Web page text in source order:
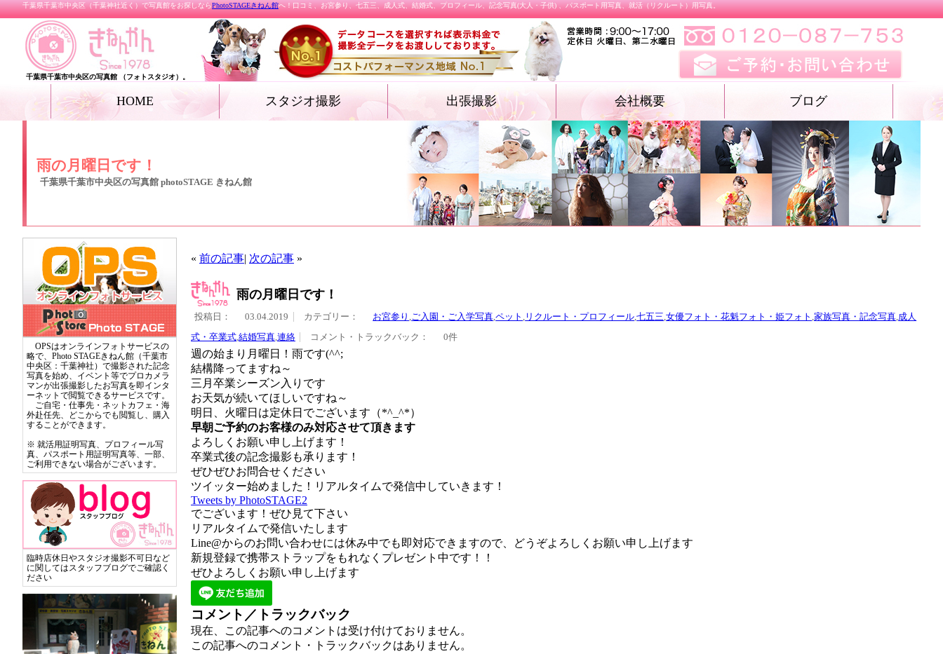
千葉県千葉市中央区（千葉神社近く）で写真館をお探しならPhotoSTAGEきねん館へ！口コミ、お宮参り、七五三、成人式、結婚式、プロフィール、記念写真(大人・子供) 、パスポート用写真、就活（リクルート）用写真。
千葉県千葉市中央区の写真館 （フォトスタジオ）。
HOME スタジオ撮影 出張撮影
結婚式
施設撮影（入園式・入学式ほか）
飲食店メニュー
会社概要 ブログ
雨の月曜日です！
千葉県千葉市中央区の写真館 photoSTAGE きねん館
OPSはオンラインフォトサービスの
略で、Photo STAGEきねん館（千葉市
中央区：千葉神社）で撮影された記念
写真を始め、イベント等でプロカメラ
マンが出張撮影したお写真を即インタ
ーネットで閲覧できるサービスです。
ご自宅・仕事先・ネットカフェ・海
外赴任先、どこからでも閲覧し、購入
することができます。
※ 就活用証明写真、プロフィール写
真、パスポート用証明写真等、一部、
ご利用できない場合がございます。
臨時店休日やスタジオ撮影不可日など
に関してはスタッフブログでご確認く
ださい
« 前の記事| 次の記事 »
雨の月曜日です！
投稿日： 03.04.2019 カテゴリー： お宮参り ,ご入園・ご入学写真,ペット , リクルート・プロフィール,七五三,女優フォト・花魁フォト・姫フォト ,家族写真・記念写真,成人
式・卒業式,結婚写真,連絡 コメント・トラックバック： 0件
週の始まり月曜日！雨です(^^;
結構降ってますね～
三月卒業シーズン入りです
お天気が続いてほしいですね～
明日、火曜日は定休日でございます（*^_^*）
早朝ご予約のお客様のみ対応させて頂きます
よろしくお願い申し上げます！
卒業式後の記念撮影も承ります！
ぜひぜひお問合せください
ツイッター始めました！リアルタイムで発信中していきます！
Tweets by PhotoSTAGE2
でございます！ぜひ見て下さい
リアルタイムで発信いたします
Line@からのお問い合わせには休み中でも即対応できますので、どうぞよろしくお願い申し上げます
新規登録で携帯ストラップをもれなくプレゼント中です！！
ぜひよろしくお願い申し上げます
コメント／トラックバック
現在、この記事へのコメントは受け付けておりません。
この記事へのコメント・トラックバックはありません。